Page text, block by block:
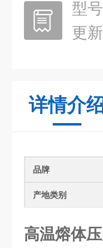
型号
更
详情介
品牌
产地类别
高温熔体